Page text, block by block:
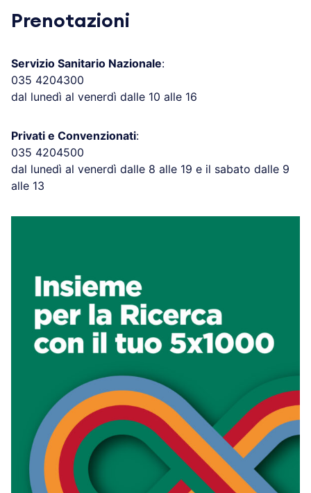
Prenotazioni
Servizio Sanitario Nazionale:
035 4204300
dal lunedì al venerdì dalle 10 alle 16
Privati e Convenzionati:
035 4204500
dal lunedì al venerdì dalle 8 alle 19 e il sabato dalle 9
alle 13